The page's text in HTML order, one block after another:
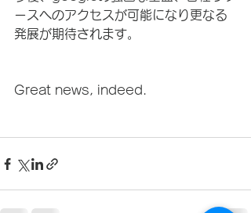
ースへのアクセスが可能になり更なる
発展が期待されます。
Great news, indeed.